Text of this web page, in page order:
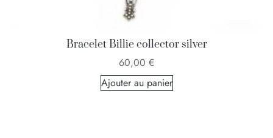
Bracelet Billie collector silver
60,00 €
Ajouter au panier